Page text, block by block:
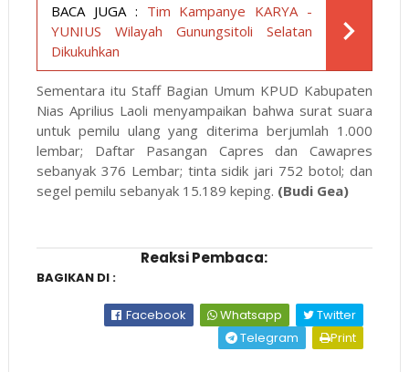
BACA JUGA : Tim Kampanye KARYA -
YUNIUS Wilayah Gunungsitoli Selatan
Dikukuhkan
Sementara itu Staff Bagian Umum KPUD Kabupaten
Nias Aprilius Laoli menyampaikan bahwa surat suara
untuk pemilu ulang yang diterima berjumlah 1.000
lembar; Daftar Pasangan Capres dan Cawapres
sebanyak 376 Lembar; tinta sidik jari 752 botol; dan
segel pemilu sebanyak 15.189 keping. (Budi Gea)
Reaksi Pembaca:
BAGIKAN DI :
Facebook Whatsapp
Twitter
Telegram
Print